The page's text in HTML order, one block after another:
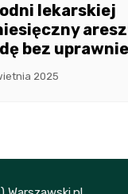
lekarskiej
bez
2025